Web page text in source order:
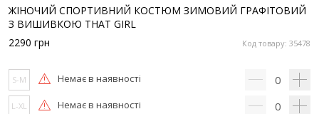
ЖІНОЧИЙ СПОРТИВНИЙ КОСТЮМ ЗИМОВИЙ ГРАФІТОВИЙ
З ВИШИВКОЮ THAT GIRL
Код товару: 35478
2290 грн
S-M Немає в наявності 0
L-XL Немає в наявності 0